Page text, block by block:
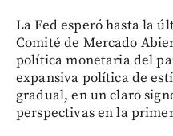
La Fed esperó hasta la
Comité de Mercado
política monetaria del
expansiva política de
gradual, en un claro
perspectivas en la